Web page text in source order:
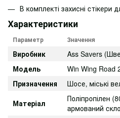
В комплекті захисні стікери
Характеристики
Параметр Значення
Виробник
Ass Savers
Модель
Win Wing Road
Призначення
Шосе, міські
Матеріал
Поліпропілен
армований